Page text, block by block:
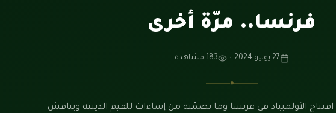
فرنسا.. مرّة أخرى
27 يوليو 2024 • 183 مشاهدة
◆
الأولمبياد في فرنسا وما تضمّنه من إساءات للقيم الدينية ويناقش